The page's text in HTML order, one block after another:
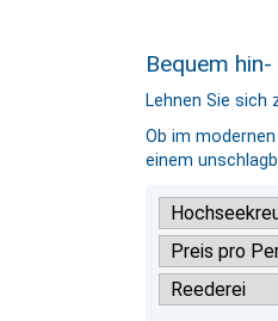
Bequem
Lehnen Sie
Ob im
einem